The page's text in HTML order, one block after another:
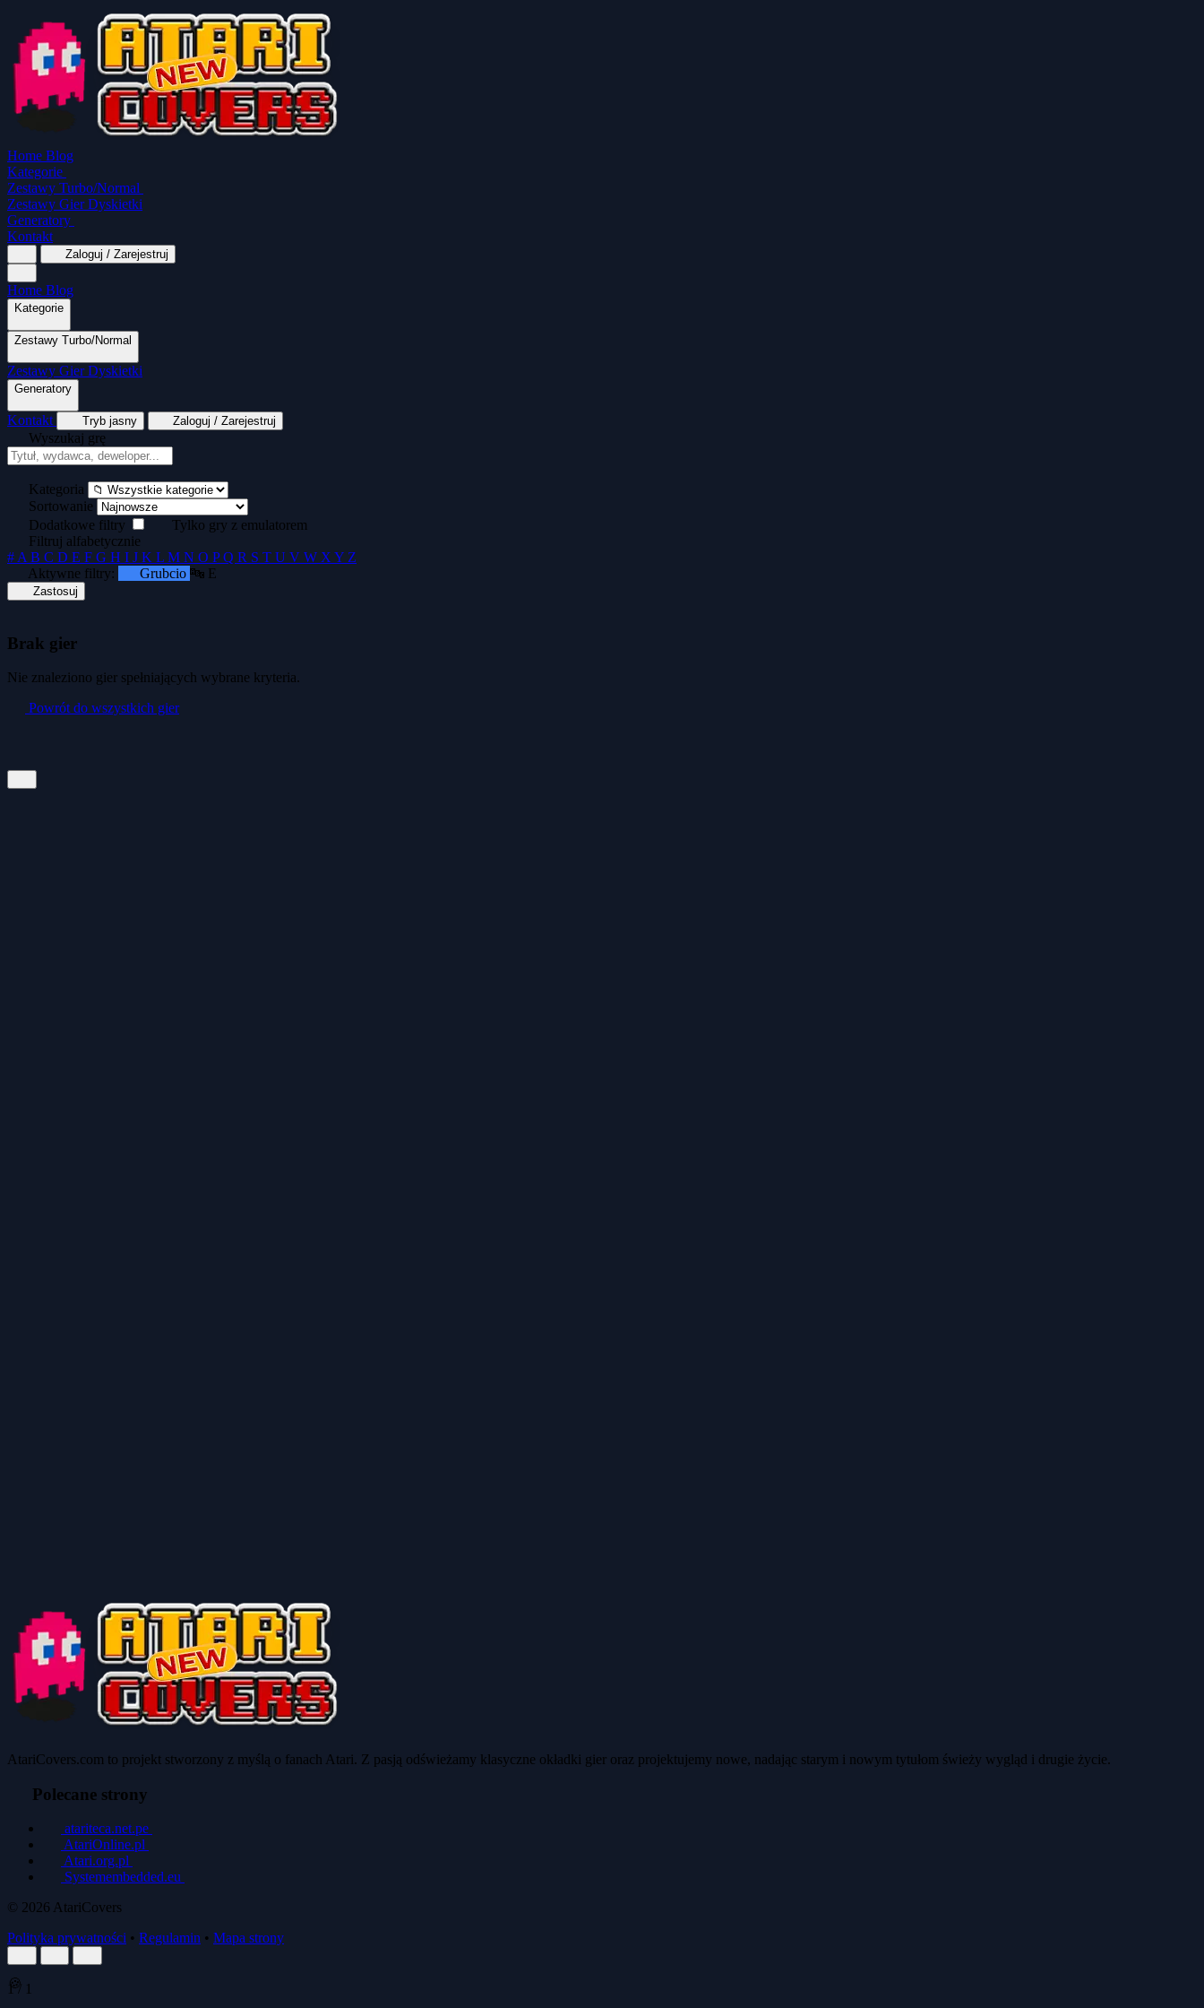
Home Blog
Kategorie
Zestawy Turbo/Normal
Zestawy Gier Dyskietki
Generatory
Kontakt
Zaloguj / Zarejestruj
Home Blog
Kategorie
Wszystkie kategorie
Tekstowe
Zestawy Turbo/Normal
MapaSoft Turbo ROM SparkTurbo 2000
Zestawy Gier Dyskietki
Generatory
Generator kopert dyskietek
Kontakt Tryb jasny Zaloguj / Zarejestruj
Wyszukaj grę
Kategoria
Sortowanie
Dodatkowe filtry
Tylko gry z emulatorem
Filtruj alfabetycznie
# A B C D E F G H I J K L M N O PQ R S T U V W X Y Z
Aktywne filtry:
Grubcio 🔤 E
Zastosuj
Brak gier
Nie znaleziono gier spełniających wybrane kryteria.
Powrót do wszystkich gier
AtariCovers.com to projekt stworzony z myślą o fanach Atari. Z pasją odświeżamy klasyczne okładki gier oraz projektujemy nowe, nadając starym i nowym tytułom świeży wygląd i drugie życie.
Polecane strony
atariteca.net.pe
AtariOnline.pl
Atari.org.pl
Systemembedded.eu
© 2026 AtariCovers
Polityka prywatności • Regulamin • Mapa strony
1/ 1
🍪